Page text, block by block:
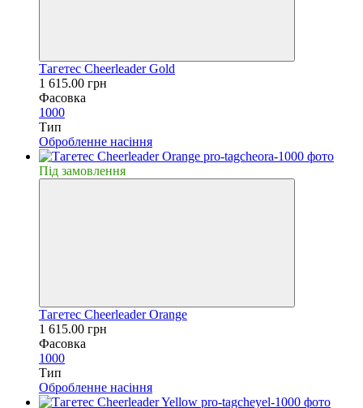
Тагетес Cheerleader Gold
1 615.00 грн
Фасовка
1000
Тип
Обробленне насiння
Пiд замовлення
Тагетес Cheerleader Orange
1 615.00 грн
Фасовка
1000
Тип
Обробленне насiння